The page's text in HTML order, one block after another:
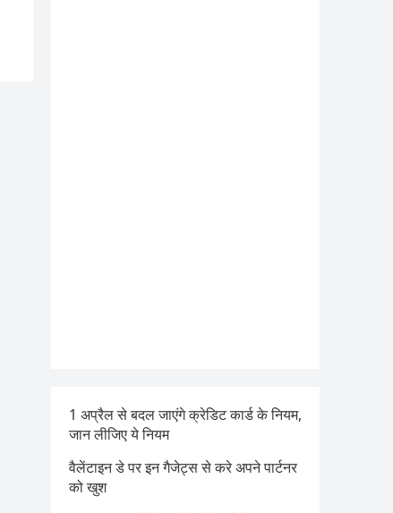
1 अप्रैल से बदल जाएंगे क्रेडिट कार्ड के नियम,
जान लीजिए ये नियम
वैलेंटाइन डे पर इन गैजेट्स से करे अपने पार्टनर
को खुश